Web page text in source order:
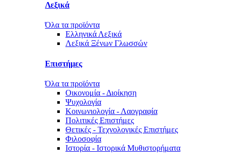
Λεξικά
Όλα τα προϊόντα
Ελληνικά Λεξικά
Λεξικά Ξένων Γλωσσών
Επιστήμες
Όλα τα προϊόντα
Οικονομία - Διοίκηση
Ψυχολογία
Κοινωνιολογία - Λαογραφία
Πολιτικές Eπιστήμες
Θετικές - Τεχνολογικές Επιστήμες
Φιλοσοφία
Ιστορία - Ιστορικά Μυθιστορήματα